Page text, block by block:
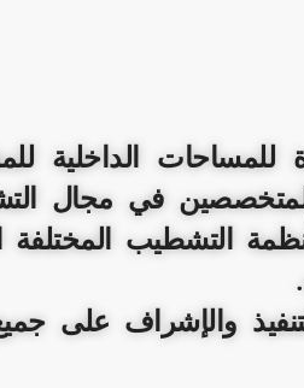
الداخلية
في مجال
التشطيب المختلفة
والإشراف على